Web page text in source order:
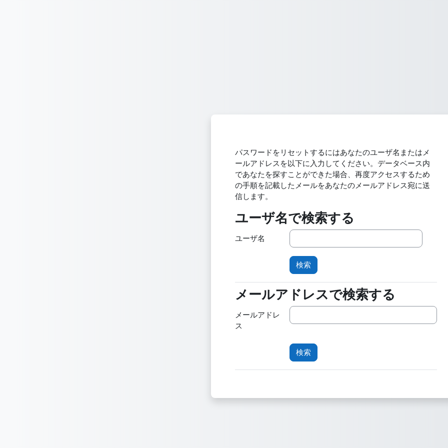
パスワードをリセットするにはあなたのユーザ名またはメ
ールアドレスを以下に入力してください。データベース内
であなたを探すことができた場合、再度アクセスするため
の手順を記載したメールをあなたのメールアドレス宛に送
信します。
ユーザ名で検索する
ユーザ名で検索する
ユーザ名
メールアドレスで検索する
メールアドレスで検索する
メールアドレ
ス